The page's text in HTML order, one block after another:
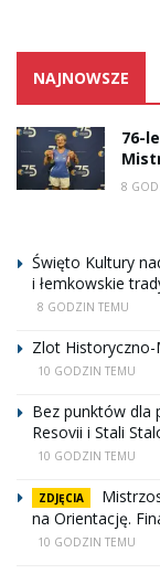
NAJNOWSZE
76-
8
Święto Kultury
i łemkowskie
8 GODZIN TEMU
Zlot Historyczno-
10 GODZIN TEMU
Bez punktów dla
Resovii i Stali
10 GODZIN TEMU
ZDJĘCIA
na Orientację.
10 GODZIN TEMU